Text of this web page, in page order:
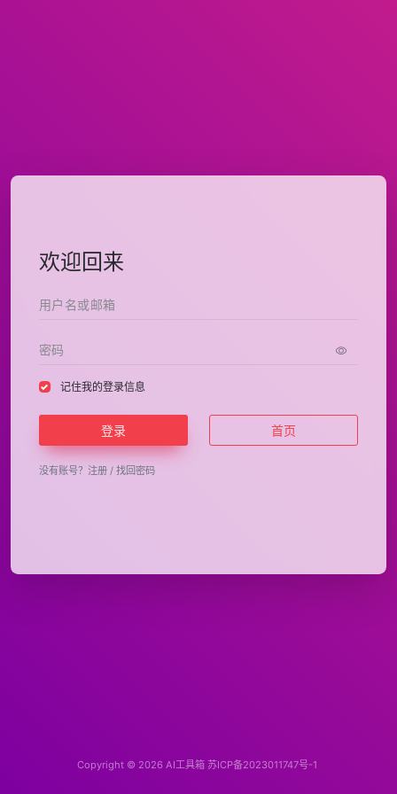
欢迎回来
记住我的登录信息
登录 首页
没有账号？ 注册 / 找回密码
Copyright © 2026 AI工具箱 苏ICP备2023011747号-1